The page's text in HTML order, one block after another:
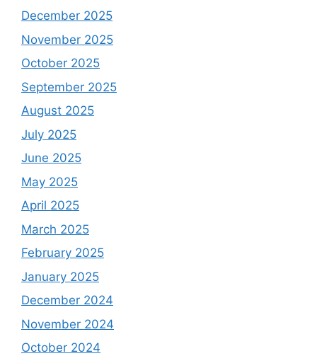
December 2025
November 2025
October 2025
September 2025
August 2025
July 2025
June 2025
May 2025
April 2025
March 2025
February 2025
January 2025
December 2024
November 2024
October 2024